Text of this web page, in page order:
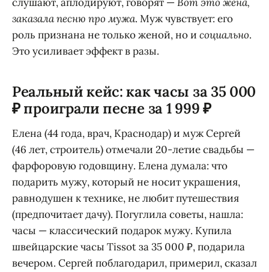
заказала песню про мужа. Муж чувствует: его
роль признана не только женой, но и социально.
Это усиливает эффект в разы.
Реальный кейс: как часы за 35 000
₽ проиграли песне за 1 999 ₽
Елена (44 года, врач, Краснодар) и муж Сергей
(46 лет, строитель) отмечали 20-летие свадьбы —
фарфоровую годовщину. Елена думала: что
подарить мужу, который не носит украшения,
равнодушен к технике, не любит путешествия
(предпочитает дачу). Погуглила советы, нашла:
часы — классический подарок мужу. Купила
швейцарские часы Tissot за 35 000 ₽, подарила
вечером. Сергей поблагодарил, примерил, сказал